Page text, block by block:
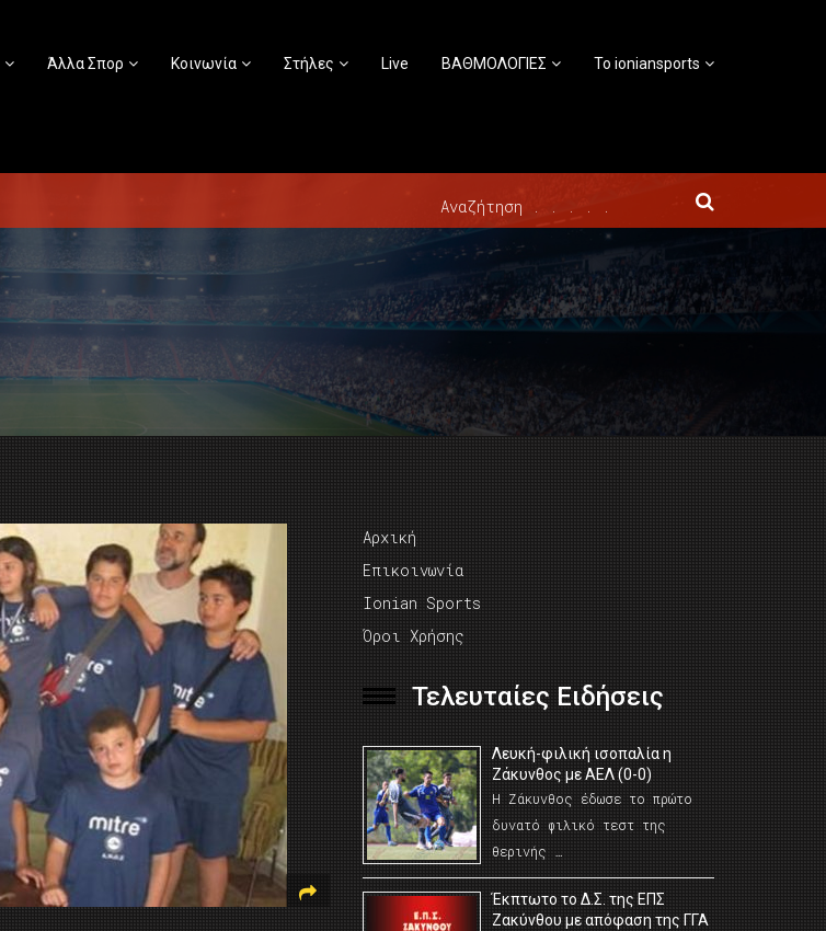
Άλλα Σπορ Κοινωνία Στήλες Live ΒΑΘΜΟΛΟΓΙΕΣ Το ioniansports
Αρχική
Επικοινωνία
Ionian Sports
Όροι Χρήσης
Τελευταίες Ειδήσεις
Λευκή-φιλική ισοπαλία η
Ζάκυνθος με ΑΕΛ (0-0)
Η Ζάκυνθος έδωσε το πρώτο
δυνατό φιλικό τεστ της
θερινής …
Έκπτωτο το Δ.Σ. της ΕΠΣ
Ζακύνθου με απόφαση της ΓΓΑ